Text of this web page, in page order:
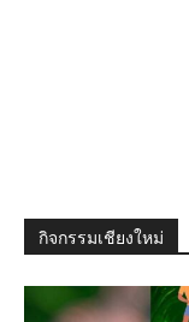
กิจกรรมเชียงใหม่